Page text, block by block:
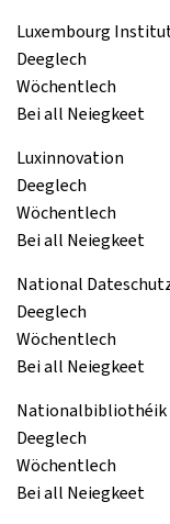
Luxembourg
Deeglech
Wöchentlech
Bei all Neiegkeet
Luxinnovation
Deeglech
Wöchentlech
Bei all Neiegkeet
National
Deeglech
Wöchentlech
Bei all Neiegkeet
Nationalbibliothéik
Deeglech
Wöchentlech
Bei all Neiegkeet